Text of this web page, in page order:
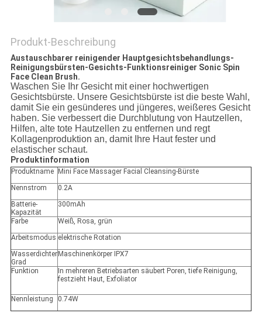
Produkt-Beschreibung
Austauschbarer reinigender Hauptgesichtsbehandlungs-
Reinigungsbürsten-Gesichts-Funktionsreiniger Sonic Spin
Face Clean Brush.
Waschen Sie Ihr Gesicht mit einer hochwertigen
Gesichtsbürste. Unsere Gesichtsbürste ist die beste Wahl,
damit Sie ein gesünderes und jüngeres, weißeres Gesicht
haben. Sie verbessert die Durchblutung von Hautzellen,
Hilfen, alte tote Hautzellen zu entfernen und regt
Kollagenproduktion an, damit Ihre Haut fester und
elastischer schaut.
Produktinformation
Produktname
Mini Face Massager Facial Cleansing-Bürste
Nennstrom
0.2A
Batterie-
Kapazität
300mAh
Farbe
Weiß, Rosa, grün
Arbeitsmodus elektrische Rotation
Wasserdichter
Grad
Maschinenkörper IPX7
Funktion
In mehreren Betriebsarten säubert Poren, tiefe Reinigung,
festzieht Haut, Exfoliator
Nennleistung 0.74W